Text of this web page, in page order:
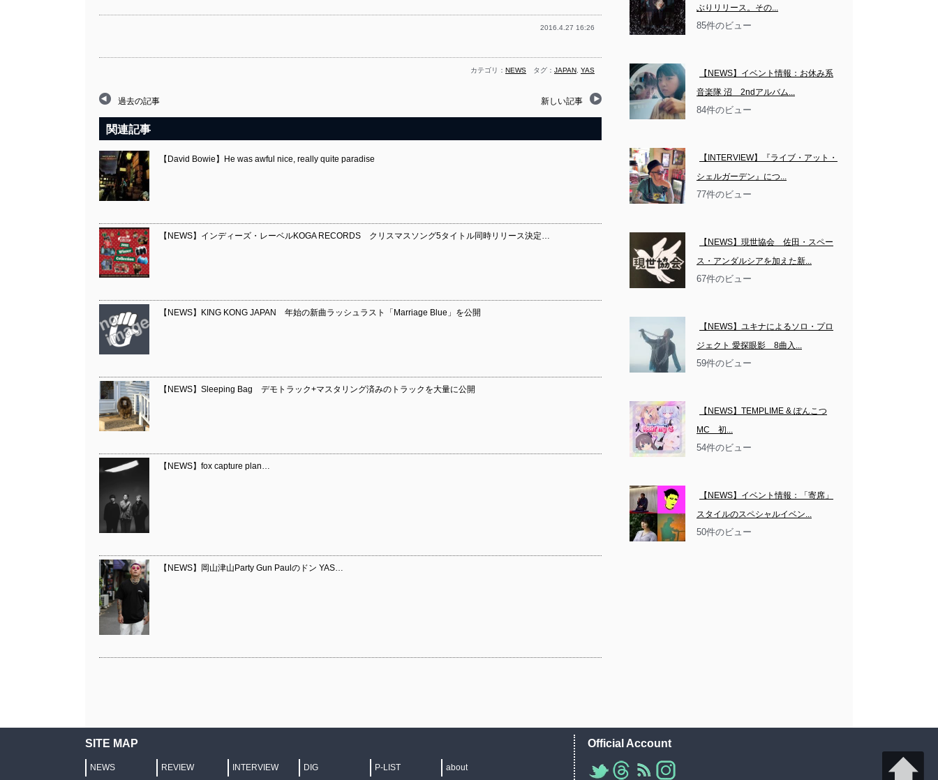
2016.4.27 16:26
カテゴリ： NEWS タグ： JAPAN YAS
過去の記事 新しい記事
関連記事
【David Bowie】He was awful nice, really quite paradise
【NEWS】インディーズ・レーベルKOGA RECORDS クリスマスソング5タイトル同時リリース決定…
【NEWS】KING KONG JAPAN 年始の新曲ラッシュラスト「Marriage Blue」を公開
【NEWS】Sleeping Bag デモトラック+マスタリング済みのトラックを大量に公開
【NEWS】fox capture plan…
【NEWS】岡山津山Party Gun Paulのドン YAS…
ぶりリリース。その...
85件のビュー
【NEWS】イベント情報：お休み系
音楽隊 沼　2ndアルバム...
84件のビュー
【INTERVIEW】『ライブ・アット・
シェルガーデン』につ...
77件のビュー
【NEWS】現世協会　佐田・スペー
ス・アンダルシアを加えた新...
67件のビュー
【NEWS】ユキナによるソロ・プロ
ジェクト 愛探眼影　8曲入...
59件のビュー
【NEWS】TEMPLIME & ぽんこつ
MC　初...
54件のビュー
【NEWS】イベント情報：「寄席」
スタイルのスペシャルイベン...
50件のビュー
SITE MAP
NEWS REVIEW INTERVIEW DIG P-LIST about
Official Account